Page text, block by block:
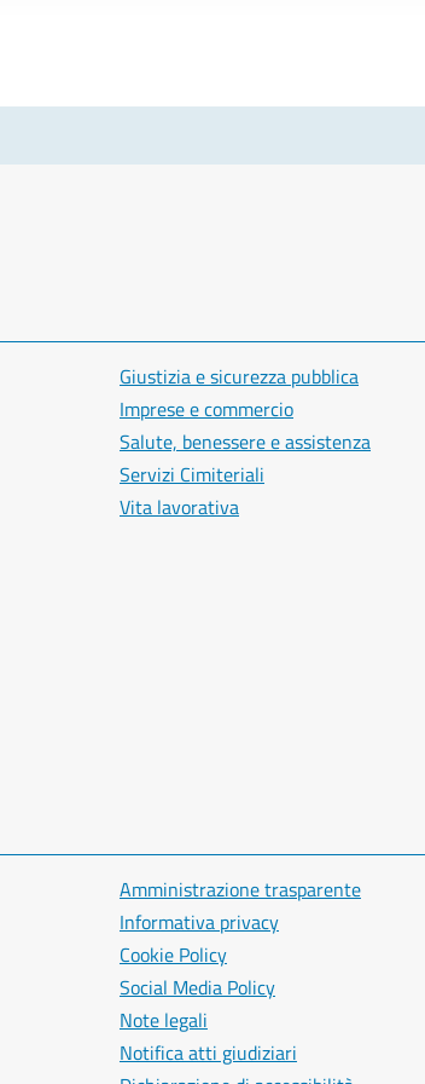
Giustizia e sicurezza pubblica
Imprese e commercio
Salute, benessere e assistenza
Servizi Cimiteriali
Vita lavorativa
Amministrazione trasparente
Informativa privacy
Cookie Policy
Social Media Policy
Note legali
Notifica atti giudiziari